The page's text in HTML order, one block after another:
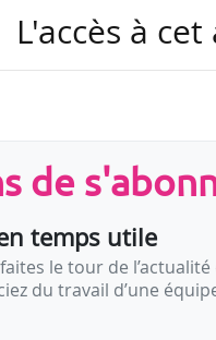
de droits, de
à leur
accessibles
L'accès à
de
temps utile
le tour de l’actualité
du travail d’une